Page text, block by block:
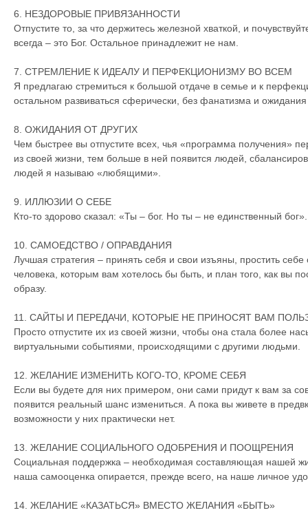
6. НЕЗДОРОВЫЕ ПРИВЯЗАННОСТИ
Отпустите то, за что держитесь железной хваткой, и
всегда – это Бог. Остальное принадлежит не нам.
7. СТРЕМЛЕНИЕ К ИДЕАЛУ И ПЕРФЕКЦИОНИЗМУ ВО ВСЕМ
Я предлагаю стремиться к большой отдаче в семье и к
остальном развиваться сферически, без фанатизма и ожидания
8. ОЖИДАНИЯ ОТ ДРУГИХ
Чем быстрее вы отпустите всех, чья «программа получения»
из своей жизни, тем больше в ней появится людей,
людей я называю «любящими».
9. ИЛЛЮЗИИ О СЕБЕ
Кто-то здорово сказал: «Ты – бог. Но ты – не единственный
10. САМОЕДСТВО / ОПРАВДАНИЯ
Лучшая стратегия – принять себя и свои изъяны, простить
человека, которым вам хотелось бы быть, и план того, как вы
образу.
11. САЙТЫ И ПЕРЕДАЧИ, КОТОРЫЕ НЕ ПРИНОСЯТ ВАМ
Просто отпустите их из своей жизни, чтобы она стала более
виртуальными событиями, происходящими с другими людьми.
12. ЖЕЛАНИЕ ИЗМЕНИТЬ КОГО-ТО, КРОМЕ СЕБЯ
Если вы будете для них примером, они сами придут к вам за
появится реальный шанс измениться. А пока вы живете в
возможности у них практически нет.
13. ЖЕЛАНИЕ СОЦИАЛЬНОГО ОДОБРЕНИЯ И ПООЩРЕНИЯ
Социальная поддержка – необходимая составляющая нашей
наша самооценка опирается, прежде всего, на наше личное
14. ЖЕЛАНИЕ «КАЗАТЬСЯ» ВМЕСТО ЖЕЛАНИЯ «БЫТЬ»